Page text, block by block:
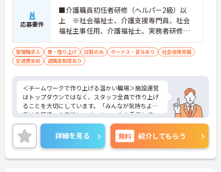
応募要件
■介護職員初任者研修（ヘルパー2級）以
上 ※社会福祉士、介護支援専門員、社会
福祉主事任用、介護福祉士、実務者研修歓
迎 ■管理職、生活相談員、サービス提供責
任者、またはそれらに類する職種での業務
経験をお持ちの方 ■普通自動車免許（AT
管理職求人 寮・借り上げ 日勤のみ ボーナス・賞与あり
社会保険完備
交通費支給
退職金制度あり
＜チームワークで作り上げる温かい職場＞施設運営
はトップダウンではなく、スタッフ全員で作り上げ
ることを大切にしています。「みんなが気持ちよく
働ける環境」を目指し、チームワークを重視してい
るのが特徴です。裁量が大きく任される部分も多い
ため、アイデアや気配りがダイレクトに施設の雰囲
気を良くし、スタッフの笑顔につながるやりがいを
感じられます。
＜学びを応援！充実の研修と資格手当＞「管理職専
詳細を見る 無料 紹介してもらう